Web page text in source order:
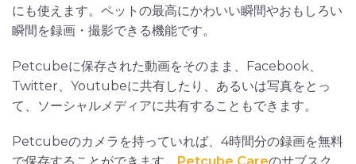
にも使えます。ペットの最高にかわいい瞬間やおもしろい
瞬間を録画・撮影できる機能です。
Petcubeに保存された動画をそのまま、Facebook、
Twitter、Youtubeに共有したり、あるいは写真をとっ
て、ソーシャルメディアに共有することもできます。
Petcubeのカメラを持っていれば、4時間分の録画を無料